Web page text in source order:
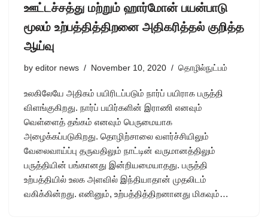
ஊட்டச்சத்து மற்றும் ஹார்மோன் பயன்பாடு
மூலம் உற்பத்தித்திறனை அதிகரித்தல் குறித்த
ஆய்வு
by editor news November 10, 2020 தொழில்நுட்பம்
உலகிலேயே அதிகம் பயிரிடப்படும் நார்ப் பயிராக பருத்தி
விளங்குகிறது. நார்ப் பயிர்களின் இராணி எனவும்
வெள்ளைத் தங்கம் எனவும் பெருமையாக
அழைக்கப்படுகிறது. தொழிற்சாலை வளர்ச்சியிலும்
வேலைவாய்ப்பு தருவதிலும் நாட்டின் வருமானத்திலும்
பருத்தியின் பங்கானது இன்றியமையாதது. பருத்தி
உற்பத்தியில் உலக அளவில் இந்தியாதான் முதலிடம்
வகிக்கின்றது. எனினும், உற்பத்தித்திறனானது மிகவும்…